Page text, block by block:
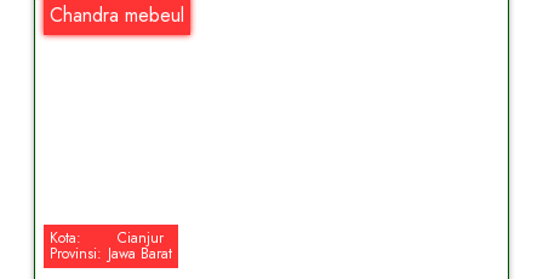
Chandra mebeul
Kota: Cianjur
Provinsi: Jawa Barat